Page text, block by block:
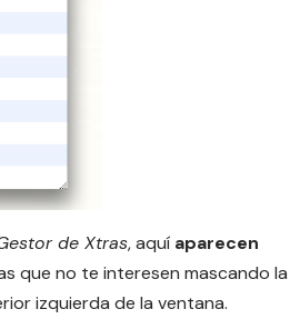
de Xtras, aquí aparecen
que no te interesen mascando la
izquierda de la ventana.